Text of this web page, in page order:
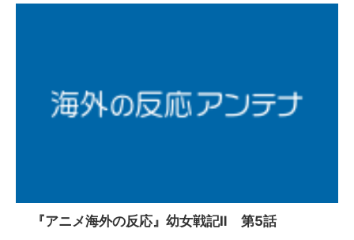
『アニメ海外の反応』幼女戦記Ⅱ 第5話